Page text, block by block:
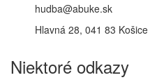
hudba@abuke.sk
Hlavná 28, 041 83 Košice
Niektoré odkazy